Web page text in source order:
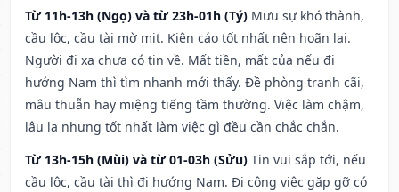
Từ 11h-13h (Ngọ) và từ 23h-01h (Tý) Mưu sự khó thành,
cầu lộc, cầu tài mờ mịt. Kiện cáo tốt nhất nên hoãn lại.
Người đi xa chưa có tin về. Mất tiền, mất của nếu đi
hướng Nam thì tìm nhanh mới thấy. Đề phòng tranh cãi,
mâu thuẫn hay miệng tiếng tầm thường. Việc làm chậm,
lâu la nhưng tốt nhất làm việc gì đều cần chắc chắn.
Từ 13h-15h (Mùi) và từ 01-03h (Sửu) Tin vui sắp tới, nếu
cầu lộc, cầu tài thì đi hướng Nam. Đi công việc gặp gỡ có